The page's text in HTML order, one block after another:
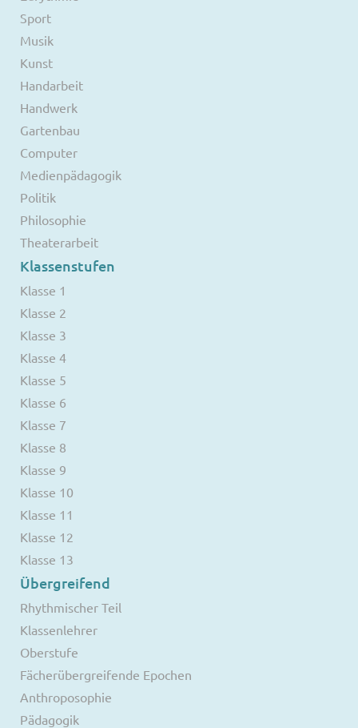
Sport
Musik
Kunst
Handarbeit
Handwerk
Gartenbau
Computer
Medienpädagogik
Politik
Philosophie
Theaterarbeit
Klassenstufen
Klasse 1
Klasse 2
Klasse 3
Klasse 4
Klasse 5
Klasse 6
Klasse 7
Klasse 8
Klasse 9
Klasse 10
Klasse 11
Klasse 12
Klasse 13
Übergreifend
Rhythmischer Teil
Klassenlehrer
Oberstufe
Fächerübergreifende Epochen
Anthroposophie
Pädagogik